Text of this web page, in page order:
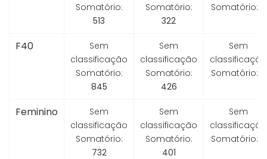
Somatório:
513
Somatório:
322
Somatório:
F40
Sem
classificação
Somatório:
845
Sem
classificação
Somatório:
426
Sem
classificação
Somatório:
Feminino
Sem
classificação
Somatório:
732
Sem
classificação
Somatório:
401
Sem
classificação
Somatório: